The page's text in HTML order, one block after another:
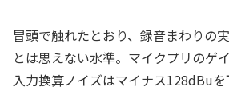
冒頭で触れたとおり、録音まわりの
とは思えない水準。マイクプリのゲ
入力換算ノイズはマイナス128dBu